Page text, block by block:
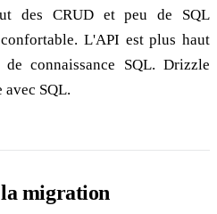
des CRUD et peu de SQL
L'API est plus haut
connaissance SQL. Drizzle
avec SQL.
migration